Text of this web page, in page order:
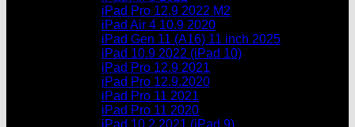
iPad Pro 12.9 2022 M2
iPad Air 4 10.9 2020
iPad Gen 11 (A16) 11 inch 2025
iPad 10.9 2022 (iPad 10)
iPad Pro 12.9 2021
iPad Pro 12.9.2020
iPad Pro 11 2021
iPad Pro 11 2020
iPad 10.2 2021 (iPad 9)